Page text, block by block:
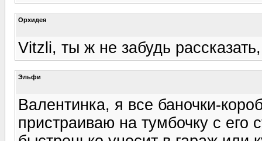
Орхидея
Vitzli, ты ж не забудь
Эльфи
Валентинка, я все баночки-
пристраиваю на тумбочку с его